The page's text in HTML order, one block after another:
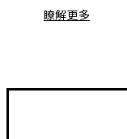
瞭解更多